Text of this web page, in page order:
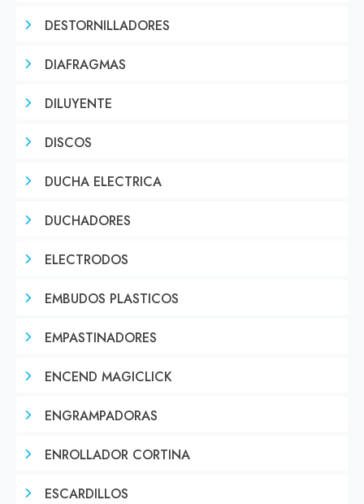
DESTORNILLADORES
DIAFRAGMAS
DILUYENTE
DISCOS
DUCHA ELECTRICA
DUCHADORES
ELECTRODOS
EMBUDOS PLASTICOS
EMPASTINADORES
ENCEND MAGICLICK
ENGRAMPADORAS
ENROLLADOR CORTINA
ESCARDILLOS